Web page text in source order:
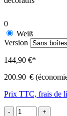
0
Weiß
Version
144,90 €*
200.90 €
Prix TTC, frais de
-
+